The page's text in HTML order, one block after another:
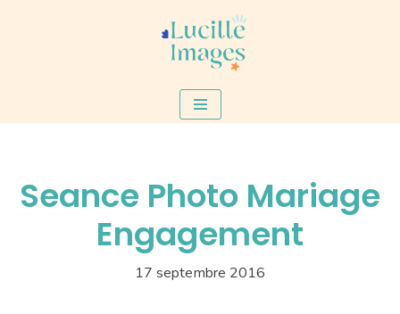
Seance Photo Mariage
Engagement
17 septembre 2016